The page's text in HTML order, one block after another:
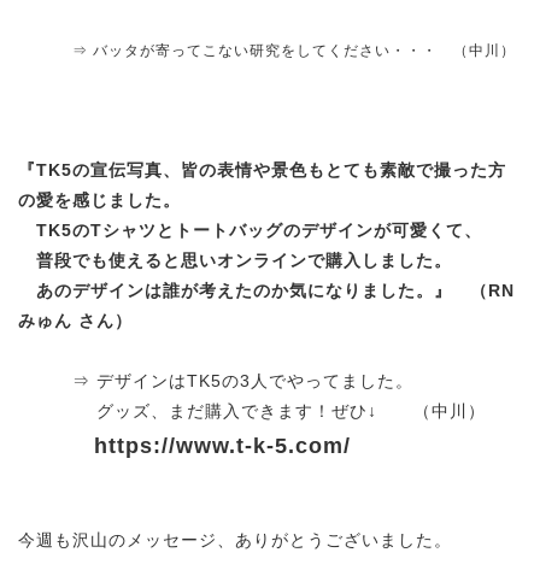
⇒ バッタが寄ってこない研究をしてください・・・ （中川）
『TK5の宣伝写真、皆の表情や景色もとても素敵で撮った方
の愛を感じました。
TK5のTシャツとトートバッグのデザインが可愛くて、
普段でも使えると思いオンラインで購入しました。
あのデザインは誰が考えたのか気になりました。
』
（RN
みゅん さん）
⇒ デザインはTK5の3人でやってました。
グッズ、まだ購入できます！ぜひ↓ （中川）
https://www.t-k-5.com/
今週も沢山のメッセージ、 ありがとうございました。